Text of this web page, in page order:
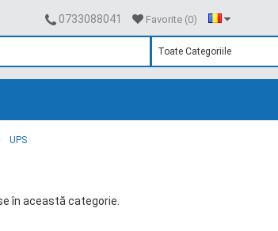
0733088041 Favorite (0)
UPS
în această categorie.